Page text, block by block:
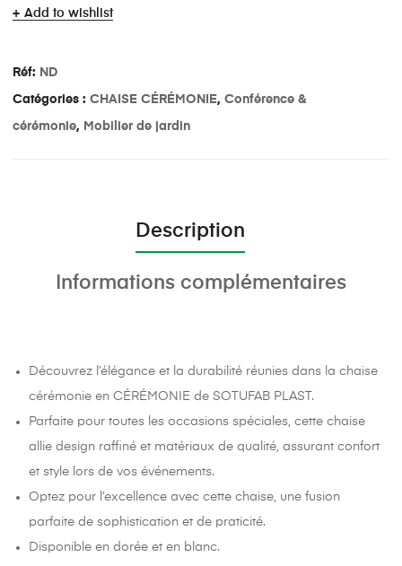
Add to wishlist
Réf: ND
Catégories : CHAISE CÉRÉMONIE, Conférence &
cérémonie, Mobilier de jardin
Description
Informations complémentaires
Découvrez l’élégance et la durabilité réunies dans la chaise
cérémonie en CÉRÉMONIE de SOTUFAB PLAST.
Parfaite pour toutes les occasions spéciales, cette chaise
allie design raffiné et matériaux de qualité, assurant confort
et style lors de vos événements.
Optez pour l’excellence avec cette chaise, une fusion
parfaite de sophistication et de praticité.
Disponible en dorée et en blanc.